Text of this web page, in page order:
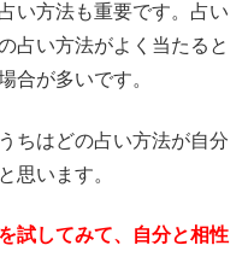
い方法も重要です。占い
占い方法がよく当たると
合が多いです。
ちはどの占い方法が自分
思います。
試してみて、自分と相性